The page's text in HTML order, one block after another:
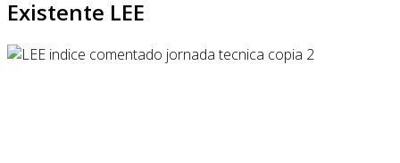
Existente LEE